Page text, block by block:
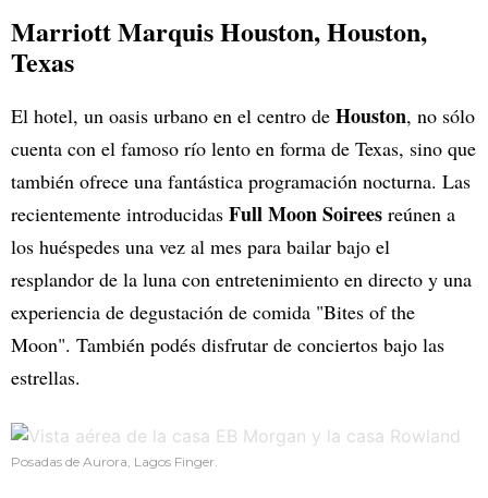
Marriott Marquis Houston, Houston,
Texas
El hotel, un oasis urbano en el centro de Houston, no sólo
cuenta con el famoso río lento en forma de Texas, sino que
también ofrece una fantástica programación nocturna. Las
recientemente introducidas Full Moon Soirees reúnen a
los huéspedes una vez al mes para bailar bajo el
resplandor de la luna con entretenimiento en directo y una
experiencia de degustación de comida "Bites of the
Moon". También podés disfrutar de conciertos bajo las
estrellas.
Posadas de Aurora, Lagos Finger.